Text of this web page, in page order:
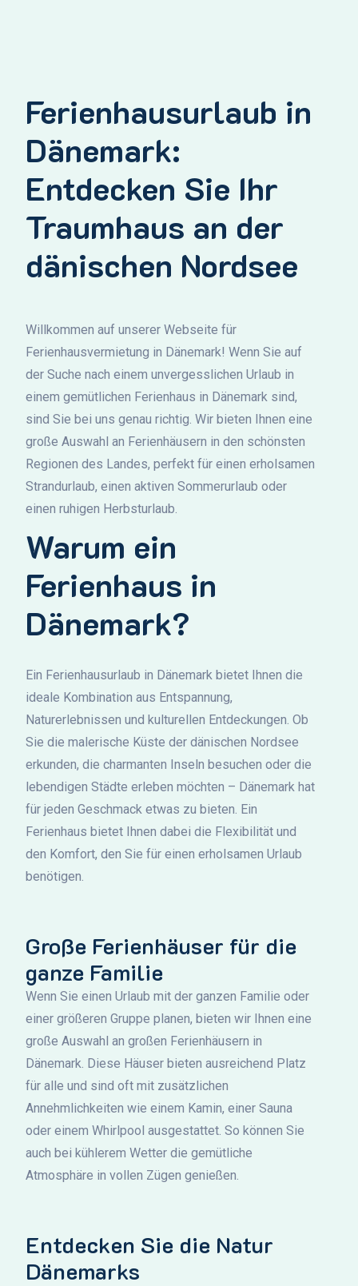
Ferienhausurlaub in
Dänemark:
Entdecken Sie Ihr
Traumhaus an der
dänischen Nordsee
Willkommen auf unserer Webseite für
Ferienhausvermietung in Dänemark! Wenn Sie auf
der Suche nach einem unvergesslichen Urlaub in
einem gemütlichen Ferienhaus in Dänemark sind,
sind Sie bei uns genau richtig. Wir bieten Ihnen eine
große Auswahl an Ferienhäusern in den schönsten
Regionen des Landes, perfekt für einen erholsamen
Strandurlaub, einen aktiven Sommerurlaub oder
einen ruhigen Herbsturlaub.
Warum ein
Ferienhaus in
Dänemark?
Ein Ferienhausurlaub in Dänemark bietet Ihnen die
ideale Kombination aus Entspannung,
Naturerlebnissen und kulturellen Entdeckungen. Ob
Sie die malerische Küste der dänischen Nordsee
erkunden, die charmanten Inseln besuchen oder die
lebendigen Städte erleben möchten – Dänemark hat
für jeden Geschmack etwas zu bieten. Ein
Ferienhaus bietet Ihnen dabei die Flexibilität und
den Komfort, den Sie für einen erholsamen Urlaub
benötigen.
Große Ferienhäuser für die
ganze Familie
Wenn Sie einen Urlaub mit der ganzen Familie oder
einer größeren Gruppe planen, bieten wir Ihnen eine
große Auswahl an großen Ferienhäusern in
Dänemark. Diese Häuser bieten ausreichend Platz
für alle und sind oft mit zusätzlichen
Annehmlichkeiten wie einem Kamin, einer Sauna
oder einem Whirlpool ausgestattet. So können Sie
auch bei kühlerem Wetter die gemütliche
Atmosphäre in vollen Zügen genießen.
Entdecken Sie die Natur
Dänemarks